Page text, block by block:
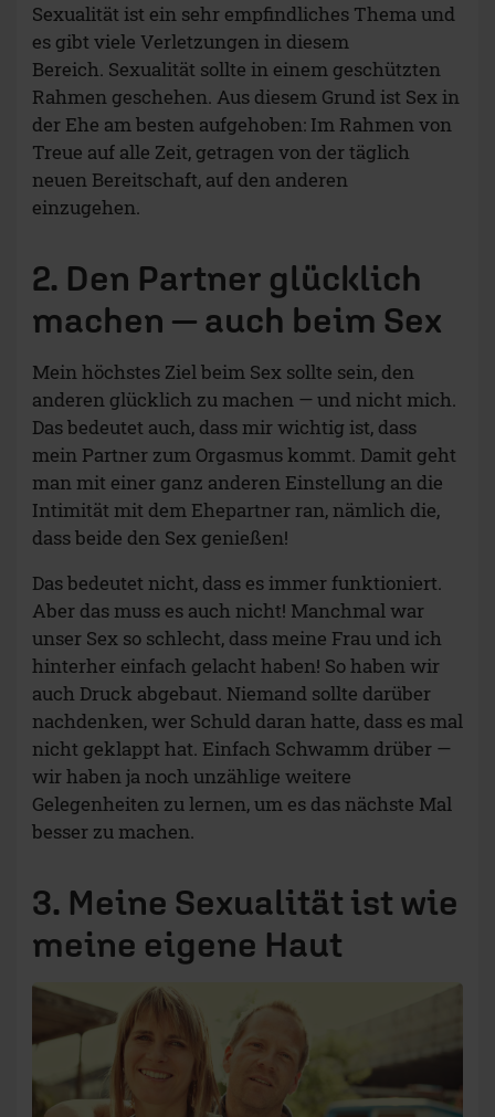
Sexualität ist ein sehr empfindliches Thema und
es gibt viele Verletzungen in diesem
Bereich. Sexualität sollte in einem geschützten
Rahmen geschehen. Aus diesem Grund ist Sex in
der Ehe am besten aufgehoben: Im Rahmen von
Treue auf alle Zeit, getragen von der täglich
neuen Bereitschaft, auf den anderen
einzugehen.
2. Den Partner glücklich
machen — auch beim Sex
Mein höchstes Ziel beim Sex sollte sein, den
anderen glücklich zu machen — und nicht mich.
Das bedeutet auch, dass mir wichtig ist, dass
mein Partner zum Orgasmus kommt. Damit geht
man mit einer ganz anderen Einstellung an die
Intimität mit dem Ehepartner ran, nämlich die,
dass beide den Sex genießen!
Das bedeutet nicht, dass es immer funktioniert.
Aber das muss es auch nicht! Manchmal war
unser Sex so schlecht, dass meine Frau und ich
hinterher einfach gelacht haben! So haben wir
auch Druck abgebaut. Niemand sollte darüber
nachdenken, wer Schuld daran hatte, dass es mal
nicht geklappt hat. Einfach Schwamm drüber —
wir haben ja noch unzählige weitere
Gelegenheiten zu lernen, um es das nächste Mal
besser zu machen.
3. Meine Sexualität ist wie
meine eigene Haut